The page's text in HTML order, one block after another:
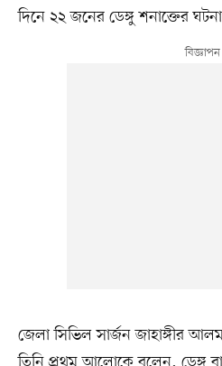
দিনে ২২ জনের ডেঙ্গু শনাক্তের
জেলা সিভিল সার্জন জাহাঙ্গীর